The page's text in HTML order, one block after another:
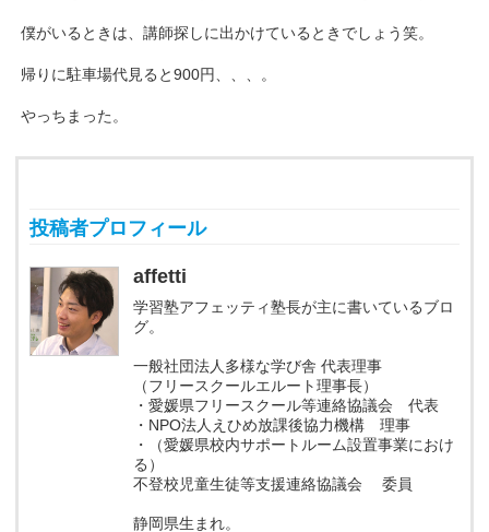
僕がいるときは、講師探しに出かけているときでしょう笑。
帰りに駐車場代見ると900円、、、。
やっちまった。
投稿者プロフィール
affetti
学習塾アフェッティ塾長が主に書いているブロ
グ。
一般社団法人多様な学び舎 代表理事
（フリースクールエルート理事長）
・愛媛県フリースクール等連絡協議会 代表
・NPO法人えひめ放課後協力機構 理事
・（愛媛県校内サポートルーム設置事業におけ
る）
不登校児童生徒等支援連絡協議会 委員
静岡県生まれ。